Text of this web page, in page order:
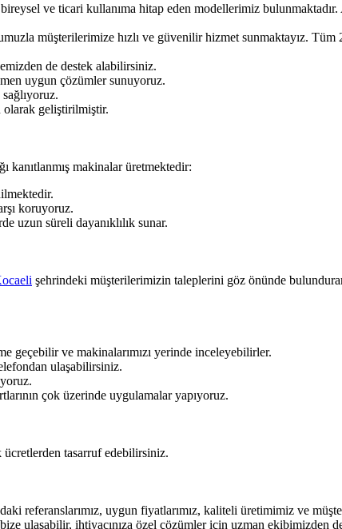
ve ticari kullanıma hitap eden modellerimiz bulunmaktadır.
müşterilerimize hızlı ve güvenilir hizmet sunmaktayız. Tüm
de destek alabilirsiniz.
uygun çözümler sunuyoruz.
olarak geliştirilmiştir.
kanıtlanmış makinalar üretmektedir:
koruyoruz.
uzun süreli dayanıklılık sunar.
şehrindeki müşterilerimizin taleplerini göz önünde
geçebilir ve makinalarımızı yerinde inceleyebilirler.
ulaşabilirsiniz.
çok üzerinde uygulamalar yapıyoruz.
tasarruf edebilirsiniz.
referanslarımız, uygun fiyatlarımız, kaliteli üretimimiz ve
ulaşabilir, ihtiyacınıza özel çözümler için uzman ekibimizden